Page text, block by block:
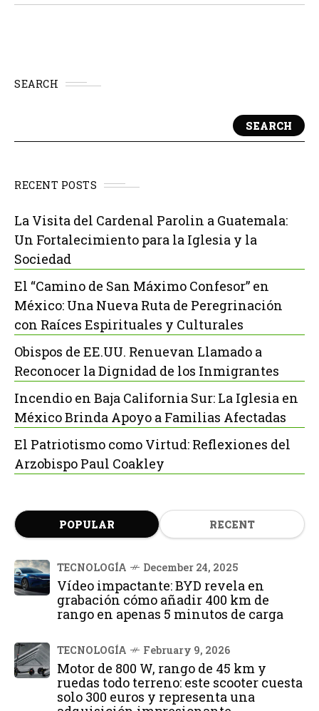
SEARCH
SEARCH
RECENT POSTS
La Visita del Cardenal Parolin a Guatemala:
Un Fortalecimiento para la Iglesia y la
Sociedad
El “Camino de San Máximo Confesor” en
México: Una Nueva Ruta de Peregrinación
con Raíces Espirituales y Culturales
Obispos de EE.UU. Renuevan Llamado a
Reconocer la Dignidad de los Inmigrantes
Incendio en Baja California Sur: La Iglesia en
México Brinda Apoyo a Familias Afectadas
El Patriotismo como Virtud: Reflexiones del
Arzobispo Paul Coakley
POPULAR RECENT
TECNOLOGÍA December 24, 2025
Vídeo impactante: BYD revela en
grabación cómo añadir 400 km de
rango en apenas 5 minutos de carga
TECNOLOGÍA February 9, 2026
Motor de 800 W, rango de 45 km y
ruedas todo terreno: este scooter cuesta
solo 300 euros y representa una